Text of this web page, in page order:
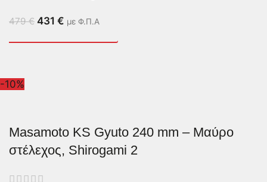
479€ 431 € με Φ.Π.Α
-10%
Masamoto KS Gyuto 240 mm – Μαύρο
στέλεχος, Shirogami 2